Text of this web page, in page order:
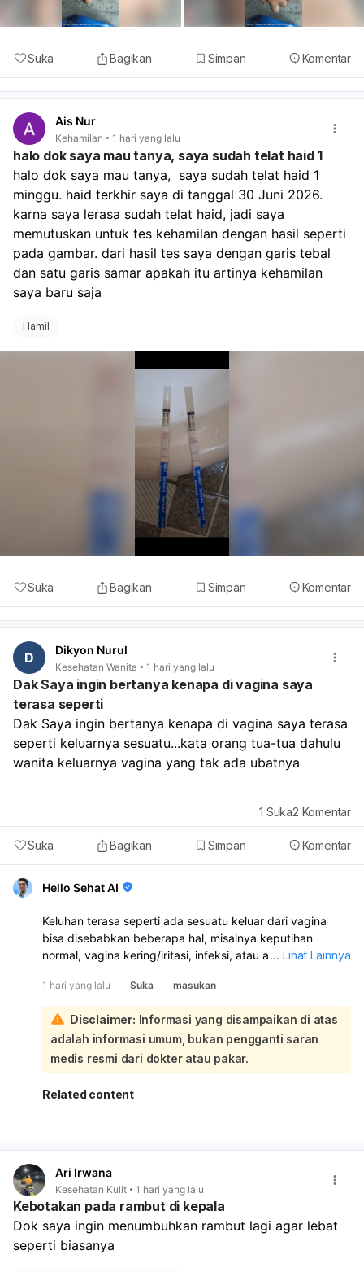
Suka Bagikan Simpan Komentar
Ais Nur
Kehamilan 1 hari yang lalu
halo dok saya mau tanya, saya sudah telat haid 1
halo dok saya mau tanya,  saya sudah telat haid 1
minggu. haid terkhir saya di tanggal 30 Juni 2026.
karna saya lerasa sudah telat haid, jadi saya
memutuskan untuk tes kehamilan dengan hasil seperti
pada gambar. dari hasil tes saya dengan garis tebal
dan satu garis samar apakah itu artinya kehamilan
saya baru saja
Hamil
Suka Bagikan Simpan Komentar
D Dikyon Nurul
Kesehatan Wanita 1 hari yang lalu
Dak Saya ingin bertanya kenapa di vagina saya
terasa seperti
Dak Saya ingin bertanya kenapa di vagina saya terasa
seperti keluarnya sesuatu...kata orang tua-tua dahulu
wanita keluarnya vagina yang tak ada ubatnya
Suka Bagikan Simpan Komentar
1 Suka2 Komentar
Hello Sehat AI
Keluhan terasa seperti ada sesuatu keluar dari vagina
bisa disebabkan beberapa hal, misalnya keputihan
normal, vagina kering/iritasi, infeksi, atau ada
nyeri, bau tidak sedap, perdarahan, atau keluar cairan
kuning/hijau/abu-abu, itu tidak normal dan perlu
diperiksa. Saya sarankan Anda periksa ke dokter
kandungan atau dokter umum supaya diketahui
penyebab pastinya dan mendapat obat yang tepat.
Jangan dibiarkan kalau keluhan terus berlanjut.
... Lihat Lainnya
1 hari yang lalu Suka masukan
Disclaimer: Informasi yang disampaikan di atas
adalah informasi umum, bukan pengganti saran
medis resmi dari dokter atau pakar.
Related content
Ari Irwana
Kesehatan Kulit 1 hari yang lalu
Kebotakan pada rambut di kepala
Dok saya ingin menumbuhkan rambut lagi agar lebat
seperti biasanya